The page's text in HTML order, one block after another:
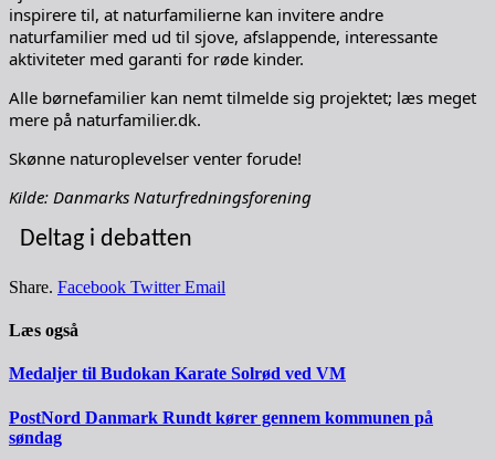
inspirere til, at naturfamilierne kan invitere andre
naturfamilier med ud til sjove, afslappende, interessante
aktiviteter med garanti for røde kinder.
Alle børnefamilier kan nemt tilmelde sig projektet; læs meget
mere på naturfamilier.dk.
Skønne naturoplevelser venter forude!
Kilde: Danmarks Naturfredningsforening
Deltag i debatten
Share. Facebook Twitter Email
Læs også
Medaljer til Budokan Karate Solrød ved VM
PostNord Danmark Rundt kører gennem kommunen på
søndag